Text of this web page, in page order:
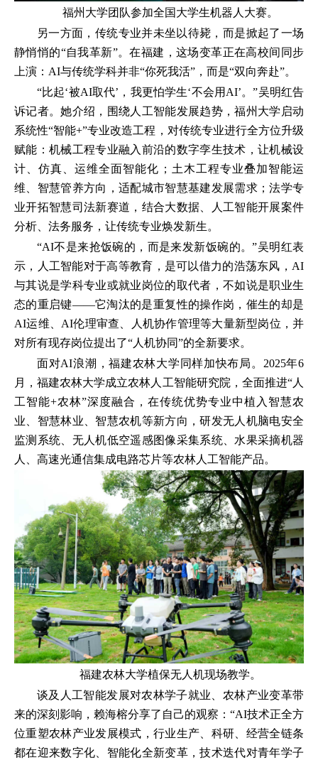
福州大学团队参加全国大学生机器人大赛。
另一方面，传统专业并未坐以待毙，而是掀起了一场
静悄悄的“自我革新”。在福建，这场变革正在高校间同步
上演：AI与传统学科并非“你死我活”，而是“双向奔赴”。
“比起‘被AI取代’，我更怕学生‘不会用AI’。”吴明红告
诉记者。她介绍，围绕人工智能发展趋势，福州大学启动
系统性“智能+”专业改造工程，对传统专业进行全方位升级
赋能：机械工程专业融入前沿的数字孪生技术，让机械设
计、仿真、运维全面智能化；土木工程专业叠加智能运
维、智慧管养方向，适配城市智慧基建发展需求；法学专
业开拓智慧司法新赛道，结合大数据、人工智能开展案件
分析、法务服务，让传统专业焕发新生。
“AI不是来抢饭碗的，而是来发新饭碗的。”吴明红表
示，人工智能对于高等教育，是可以借力的浩荡东风，AI
与其说是学科专业或就业岗位的取代者，不如说是职业生
态的重启键——它淘汰的是重复性的操作岗，催生的却是
AI运维、AI伦理审查、人机协作管理等大量新型岗位，并
对所有现存岗位提出了“人机协同”的全新要求。
面对AI浪潮，福建农林大学同样加快布局。2025年6
月，福建农林大学成立农林人工智能研究院，全面推进“人
工智能+农林”深度融合，在传统优势专业中植入智慧农
业、智慧林业、智慧农机等新方向，研发无人机脑电安全
监测系统、无人机低空遥感图像采集系统、水果采摘机器
人、高速光通信集成电路芯片等农林人工智能产品。
福建农林大学植保无人机现场教学。
谈及人工智能发展对农林学子就业、农林产业变革带
来的深刻影响，赖海榕分享了自己的观察：“AI技术正全方
位重塑农林产业发展模式，行业生产、科研、经营全链条
都在迎来数字化、智能化全新变革，技术迭代对青年学子